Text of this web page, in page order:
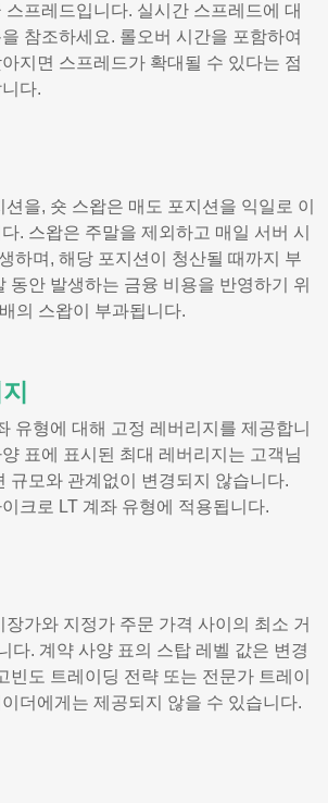
스프레드입니다. 실시간 스프레드에 대
참조하세요. 롤오버 시간을 포함하여
지면 스프레드가 확대될 수 있다는 점
다.
을, 숏 스왑은 매도 포지션을 익일로 이
. 스왑은 주말을 제외하고 매일 서버 시
하며, 해당 포지션이 청산될 때까지 부
동안 발생하는 금융 비용을 반영하기 위
의 스왑이 부과됩니다.
유형에 대해 고정 레버리지를 제공합니
표에 표시된 최대 레버리지는 고객님
규모와 관계없이 변경되지 않습니다.
크로 LT 계좌 유형에 적용됩니다.
가와 지정가 주문 가격 사이의 최소 거
다. 계약 사양 표의 스탑 레벨 값은 변경
빈도 트레이딩 전략 또는 전문가 트레이
더에게는 제공되지 않을 수 있습니다.